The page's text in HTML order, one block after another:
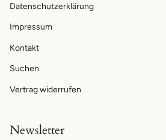
Datenschutzerklärung
Impressum
Kontakt
Suchen
Vertrag widerrufen
Newsletter